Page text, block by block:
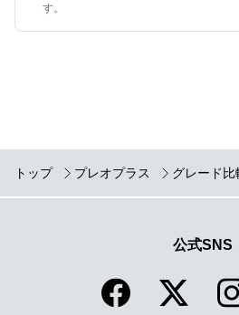
す。
トップ プレオプラス グレード比
公式SNS